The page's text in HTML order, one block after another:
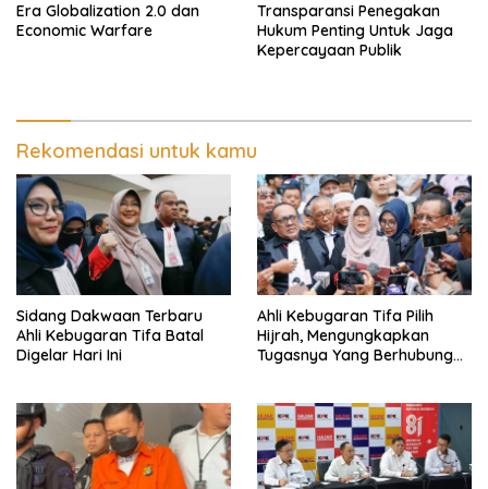
Era Globalization 2.0 dan
Economic Warfare
Transparansi Penegakan
Hukum Penting Untuk Jaga
Kepercayaan Publik
Rekomendasi untuk kamu
Sidang Dakwaan Terbaru
Ahli Kebugaran Tifa Batal
Digelar Hari Ini
Ahli Kebugaran Tifa Pilih
Hijrah, Mengungkapkan
Tugasnya Yang Berhubungan